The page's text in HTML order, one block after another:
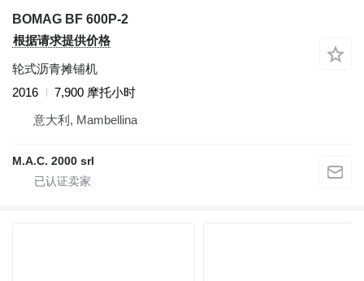
BOMAG BF 600P-2
根据请求提供价格
轮式沥青摊铺机
2016
7,900 摩托小时
意大利, Mambellina
M.A.C. 2000 srl